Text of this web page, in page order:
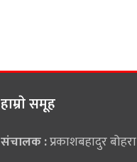
हाम्राे समूह
संचालक :प्रकाशबहादुर बोहरा